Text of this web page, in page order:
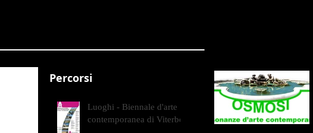
Percorsi
Luoghi - Biennale d'arte
contemporanea di Viterbo